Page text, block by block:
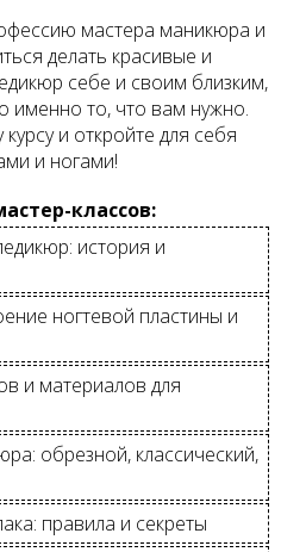
мастера маникюра и
делать красивые и
себе и своим близким,
именно то, что вам нужно.
и откройте для себя
и ногами!
классов:
история и
ногтевой пластины и
и материалов для
обрезной, классический,
правила и секреты